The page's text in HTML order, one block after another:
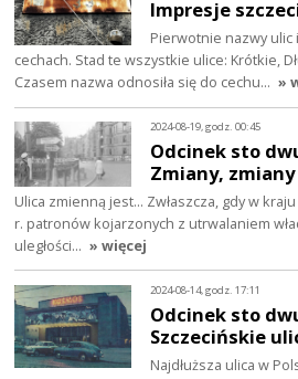
Impresje
Pierwotnie nazwy ulic
cechach. Stad te wszystkie ulice: Krótkie,
Czasem nazwa odnosiła się do cechu… »
2024-08-19, godz. 00:45
Odcinek sto
Zmiany, zmiany
Ulica zmienną jest… Zwłaszcza, gdy w
r. patronów kojarzonych z utrwalaniem
uległości… » więcej
2024-08-14, godz. 17:11
Odcinek sto
Szczecińskie
Najdłuższa ulica w